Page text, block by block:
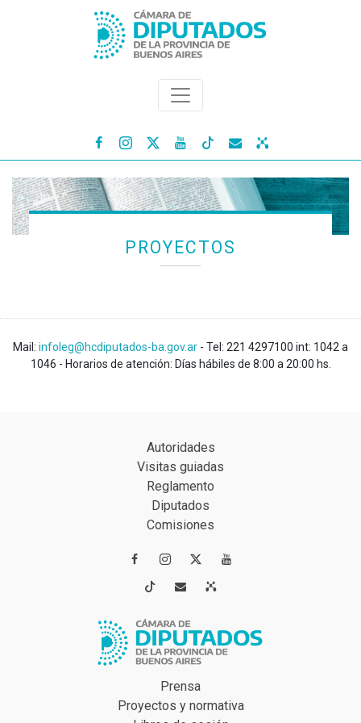
   
PROYECTOS
Mail: infoleg@hcdiputados-ba.gov.ar - Tel: 221 4297100 int: 1042 a
1046 - Horarios de atención: Días hábiles de 8:00 a 20:00 hs.
Autoridades
Visitas guiadas
Reglamento
Diputados
Comisiones
 
 
Prensa
Proyectos y normativa